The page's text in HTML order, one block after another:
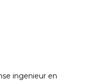
ingenieur en